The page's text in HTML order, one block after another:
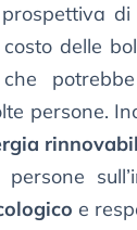
delle
persone.
persone
e